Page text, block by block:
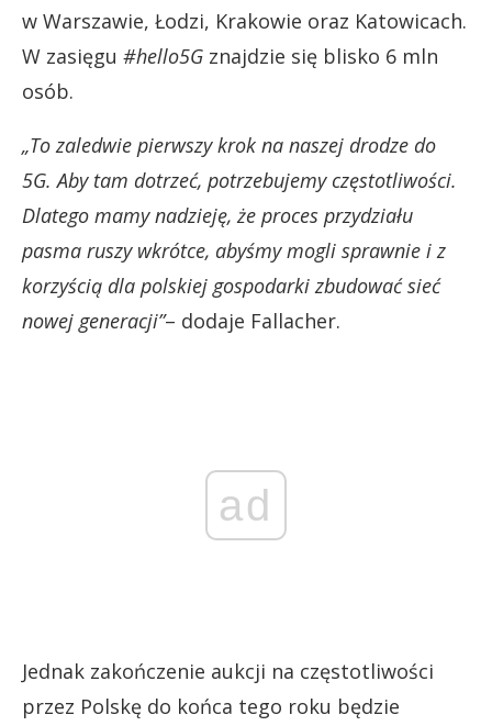
w Warszawie, Łodzi, Krakowie oraz Katowicach.
W zasięgu #hello5G znajdzie się blisko 6 mln
osób.
„To zaledwie pierwszy krok na naszej drodze do
5G. Aby tam dotrzeć, potrzebujemy częstotliwości.
Dlatego mamy nadzieję, że proces przydziału
pasma ruszy wkrótce, abyśmy mogli sprawnie i z
korzyścią dla polskiej gospodarki zbudować sieć
nowej generacji”– dodaje Fallacher.
ad
Jednak zakończenie aukcji na częstotliwości
przez Polskę do końca tego roku będzie